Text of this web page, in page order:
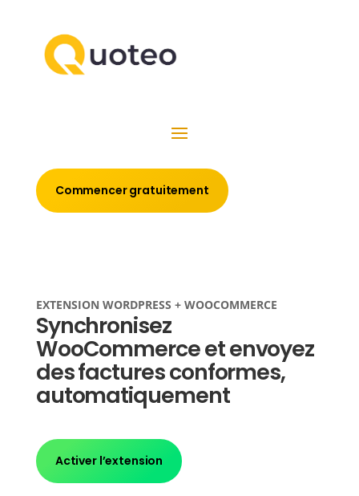
Commencer gratuitement
EXTENSION WORDPRESS + WOOCOMMERCE
Synchronisez
WooCommerce et envoyez
des factures conformes,
automatiquement
Activer l’extension